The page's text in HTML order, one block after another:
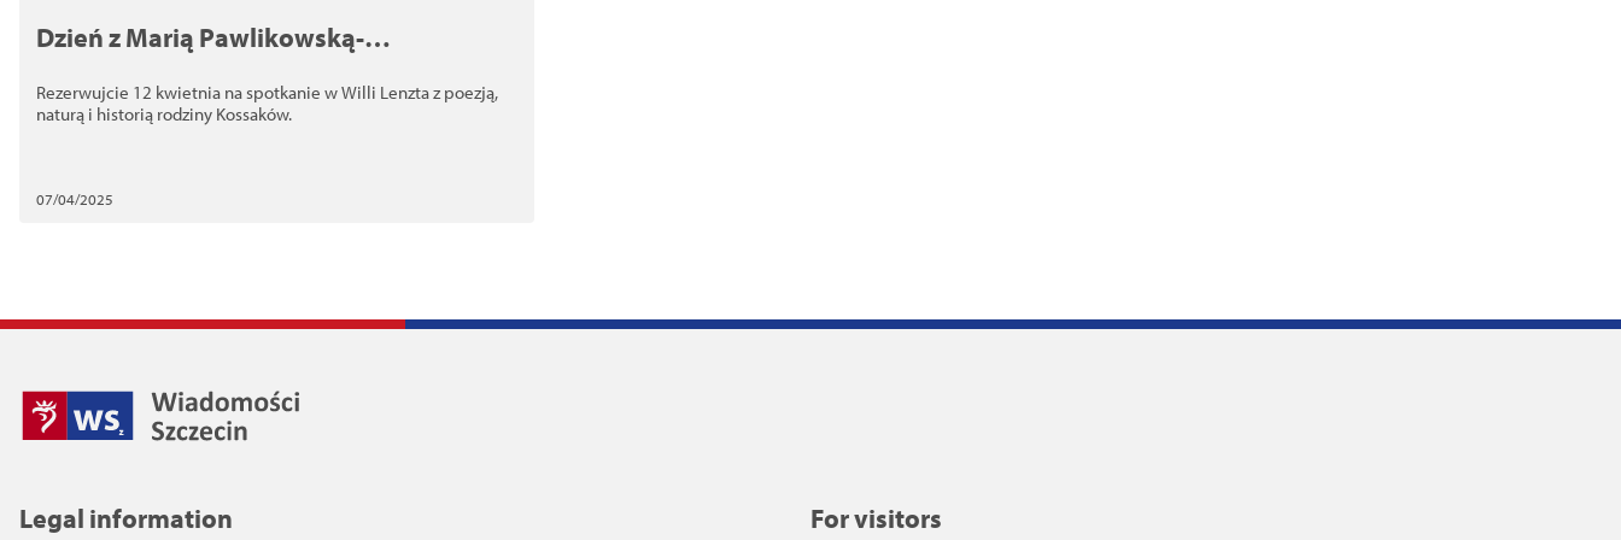
Dzień z Marią Pawlikowską-
Rezerwujcie 12 kwietnia na spotkanie w Willi Lenzta z poezją,
naturą i historią rodziny Kossaków.
07/04/2025
Legal information For visitors